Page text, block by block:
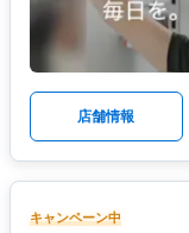
店舗情報
キャンペーン中